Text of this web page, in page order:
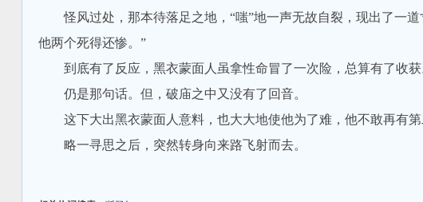
怪风过处，那本待落足之地，“嗤”地一声无故自裂，现出了一道
他两个死得还惨。”
到底有了反应，黑衣蒙面人虽拿性命冒了一次险，总算有了收获
仍是那句话。但，破庙之中又没有了回音。
这下大出黑衣蒙面人意料，也大大地使他为了难，他不敢再有第
略一寻思之后，突然转身向来路飞射而去。